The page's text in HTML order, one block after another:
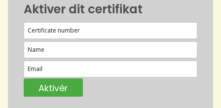
Aktiver dit certifikat